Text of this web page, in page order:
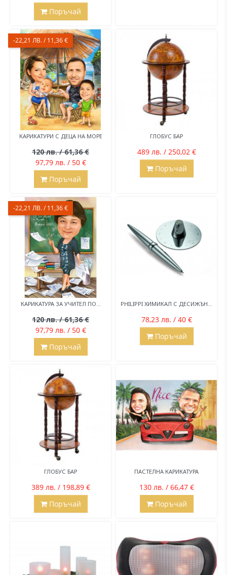
Поръчай
КАРИКАТУРИ С ДЕЦА НА МОРЕ
120 лв. / 61,36 €
97,79 лв. / 50 €
-22,21 ЛВ. / 11,36 €
Поръчай
ГЛОБУС БАР
489 лв. / 250,02 €
Поръчай
КАРИКАТУРА ЗА УЧИТЕЛ ПО...
120 лв. / 61,36 €
97,79 лв. / 50 €
-22,21 ЛВ. / 11,36 €
Поръчай
PHILIPPI ХИМИКАЛ С ДЕСИЖЪН...
78,23 лв. / 40 €
Поръчай
ГЛОБУС БАР
389 лв. / 198,89 €
Поръчай
ПАСТЕЛНА КАРИКАТУРА
130 лв. / 66,47 €
Поръчай